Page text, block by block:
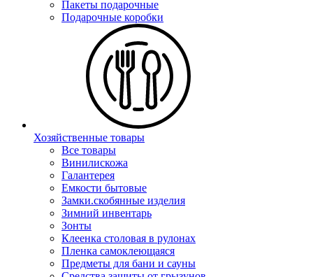
Пакеты подарочные
Подарочные коробки
Хозяйственные товары
Все товары
Винилискожа
Галантерея
Емкости бытовые
Замки.скобянные изделия
Зимний инвентарь
Зонты
Клеенка столовая в рулонах
Пленка самоклеющаяся
Предметы для бани и сауны